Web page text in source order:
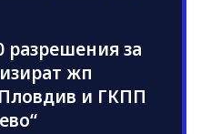
разрешения за
жп
и ГКПП